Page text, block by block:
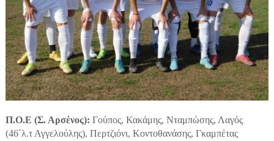
Π.Ο.Ε (Σ. Αρσένος): Γούπος, Κακάμης, Νταμπώσης, Λαγός
(46΄λ.τ Αγγελούλης), Περτζιόνι, Κοντοθανάσης, Γκαμπέτας